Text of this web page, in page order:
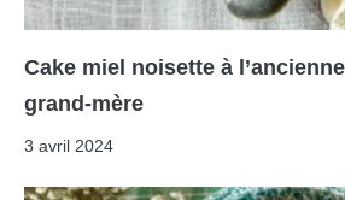
Cake miel noisette à
grand-mère
3 avril 2024